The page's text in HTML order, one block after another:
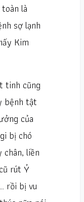
là
sợ lạnh
Kim
tinh cũng
bệnh tật
của
bị chó
liền
rút Ỷ
rồi bị vu